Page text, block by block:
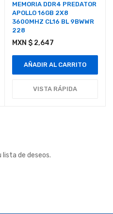
MEMORIA DDR4 PREDATOR
APOLLO 16GB 2X8
3600MHZ CL16 BL 9BWWR
228
MXN $ 2,647
AÑADIR AL CARRITO
VISTA RÁPIDA
lista de deseos.